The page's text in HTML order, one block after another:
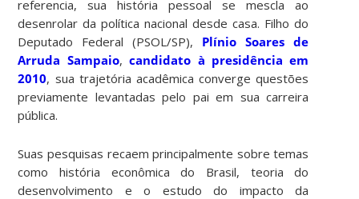
referencia, sua história pessoal se mescla ao
desenrolar da política nacional desde casa. Filho do
Deputado Federal (PSOL/SP), Plínio Soares de
Arruda Sampaio,candidato à presidência em
2010, sua trajetória acadêmica converge questões
previamente levantadas pelo pai em sua carreira
pública.
Suas pesquisas recaem principalmente sobre temas
como história econômica do Brasil, teoria do
desenvolvimento e o estudo do impacto da